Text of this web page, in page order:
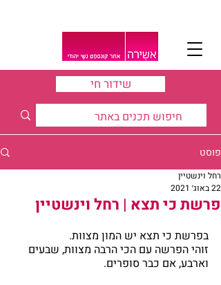
שידור חי
פוסט
פרשת כי תצא | רחל וינשטיין
רחל וינשטיין
22 באוג׳ 2021
בפרשת כי תצא יש המון מצוות.
זוהי הפרשה עם הכי הרבה מצוות, שבעים
וארבע, אם כבר סופרים.